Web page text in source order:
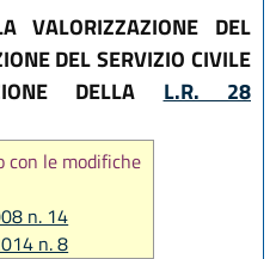
VALORIZZAZIONE DEL
DEL SERVIZIO CIVILE
DELLA L.R. 28
con le modifiche
n. 14
n. 8